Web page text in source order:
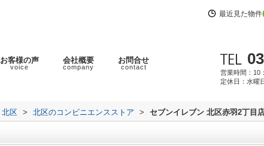
最近見た物件
お客様の声
voice
会社概要
company
お問合せ
contact
営業時間：10
定休日：水曜
北区 > 北区のコンビニエンスストア > セブンイレブン 北区赤羽2丁目